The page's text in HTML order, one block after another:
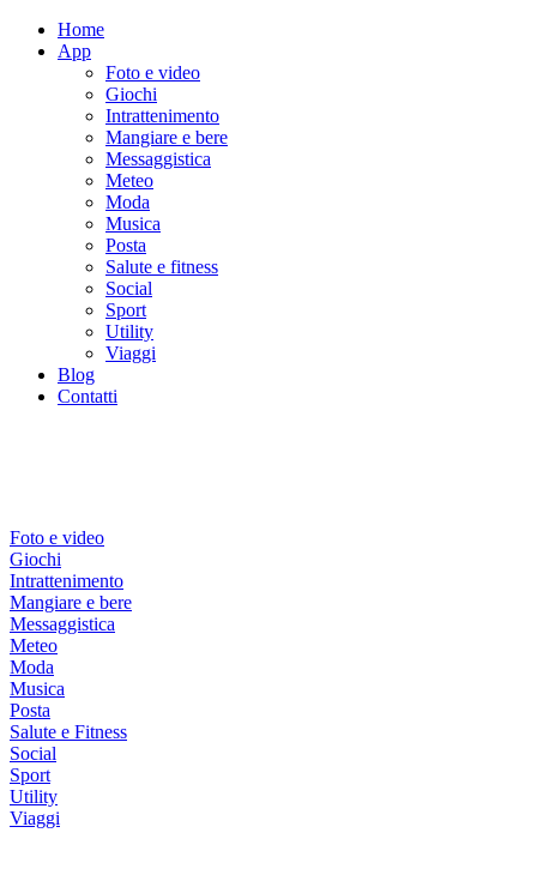
Home
App
Foto e video
Giochi
Intrattenimento
Mangiare e bere
Messaggistica
Meteo
Moda
Musica
Posta
Salute e fitness
Social
Sport
Utility
Viaggi
Blog
Contatti
Foto e video
Giochi
Intrattenimento
Mangiare e bere
Messaggistica
Meteo
Moda
Musica
Posta
Salute e Fitness
Social
Sport
Utility
Viaggi